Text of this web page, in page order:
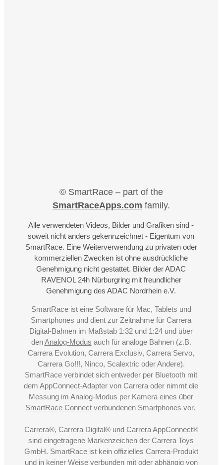
© SmartRace – part of the
SmartRaceApps.com family.
Alle verwendeten Videos, Bilder und Grafiken sind -
soweit nicht anders gekennzeichnet - Eigentum von
SmartRace. Eine Weiterverwendung zu privaten oder
kommerziellen Zwecken ist ohne ausdrückliche
Genehmigung nicht gestattet. Bilder der ADAC
RAVENOL 24h Nürburgring mit freundlicher
Genehmigung des ADAC Nordrhein e.V.
SmartRace ist eine Software für Mac, Tablets und
Smartphones und dient zur Zeitnahme für Carrera
Digital-Bahnen im Maßstab 1:32 und 1:24 und über
denAnalog-Modus auch für analoge Bahnen (z.B.
Carrera Evolution, Carrera Exclusiv, Carrera Servo,
Carrera Go!!!, Ninco, Scalextric oder Andere).
SmartRace verbindet sich entweder per Bluetooth mit
dem AppConnect-Adapter von Carrera oder nimmt die
Messung im Analog-Modus per Kamera eines über
SmartRace Connectverbundenen Smartphones vor.
Carrera®, Carrera Digital® und Carrera AppConnect®
sind eingetragene Markenzeichen der Carrera Toys
GmbH. SmartRace ist kein offizielles Carrera-Produkt
und in keiner Weise verbunden mit oder abhängig von